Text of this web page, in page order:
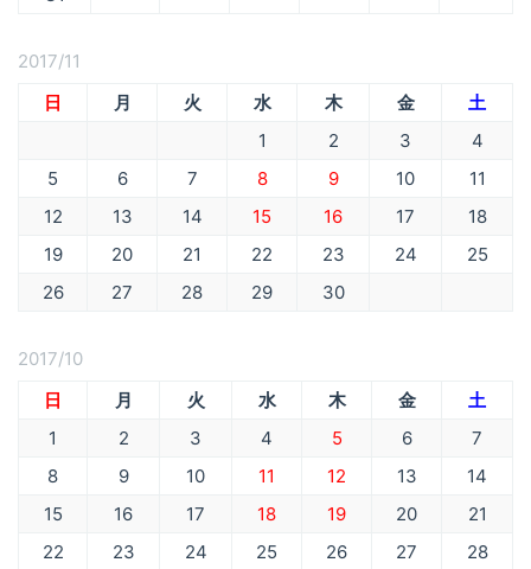
2017/11
日
月 火 水 木 金
土
1
2 3
4
5
6 7 8 9 10
11
12
13 14 15 16 17
18
19
20 21 22 23 24
25
26
27 28 29 30
2017/10
日
月 火 水 木 金
土
1
2 3 4 5 6
7
8
9 10 11 12 13
14
15
16 17 18 19 20
21
22
23 24 25 26 27 28